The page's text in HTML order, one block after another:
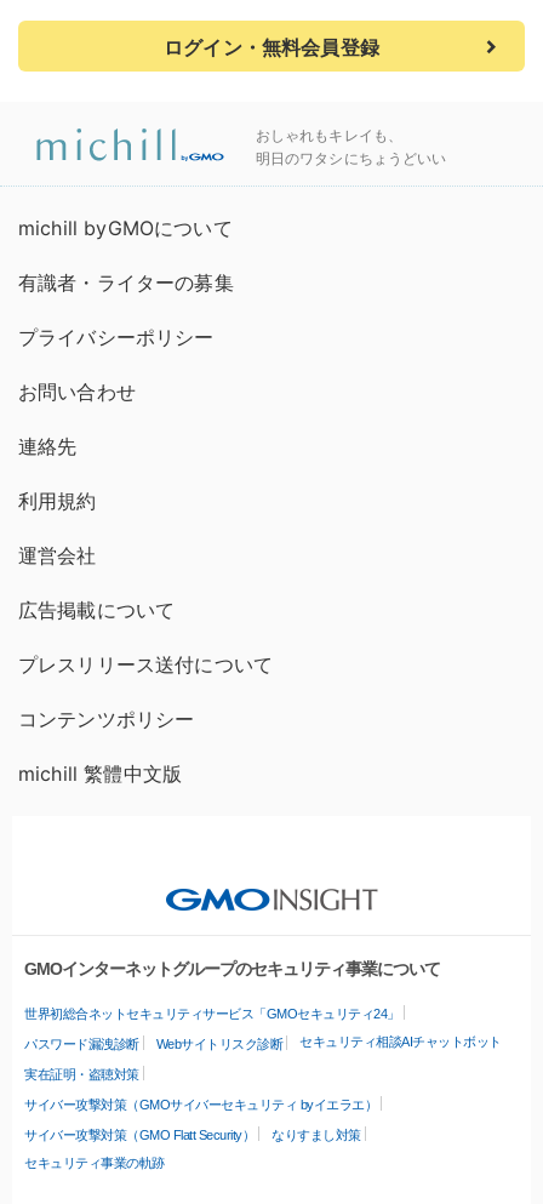
ログイン・無料会員登録
おしゃれもキレイも、
明日のワタシにちょうどいい
michill byGMOについて
有識者・ライターの募集
プライバシーポリシー
お問い合わせ
連絡先
利用規約
運営会社
広告掲載について
プレスリリース送付について
コンテンツポリシー
michill 繁體中文版
GMOインターネットグループのセキュリティ事業について
世界初総合ネットセキュリティサービス「GMOセキュリティ24」
パスワード漏洩診断 Webサイトリスク診断 セキュリティ相談AIチャットボット
実在証明・盗聴対策
サイバー攻撃対策（GMOサイバーセキュリティ byイエラエ）
サイバー攻撃対策（GMO Flatt Security）
なりすまし対策
セキュリティ事業の軌跡